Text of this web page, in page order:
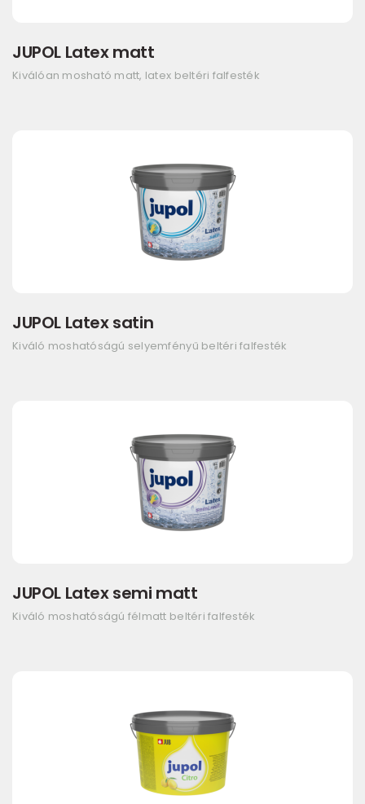
JUPOL Latex matt
Kiválóan mosható matt, latex beltéri falfesték
JUPOL Latex satin
Kiváló moshatóságú selyemfényű beltéri falfesték
JUPOL Latex semi matt
Kiváló moshatóságú félmatt beltéri falfesték